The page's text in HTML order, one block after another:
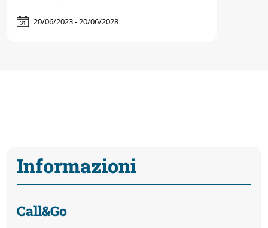
20/06/2023 - 20/06/2028
Informazioni
Call&Go